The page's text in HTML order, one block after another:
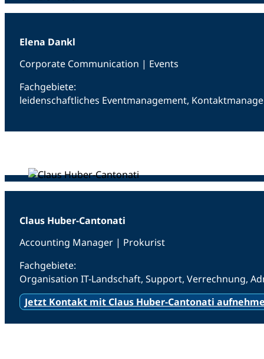
Elena Dankl
Corporate Communication | Events
Fachgebiete:
leidenschaftliches Eventmanagement,
Claus Huber-Cantonati
Accounting Manager | Prokurist
Fachgebiete:
Organisation IT-Landschaft, Support, Verrechnung,
Jetzt Kontakt mit Claus Huber-Cantonati